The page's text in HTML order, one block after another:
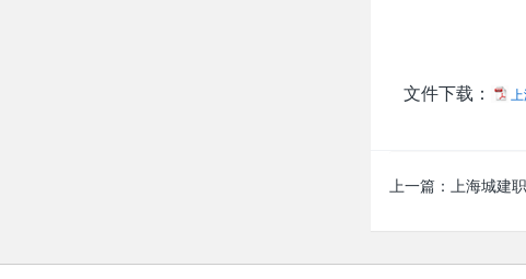
文件下载：
上一篇： 上海城建